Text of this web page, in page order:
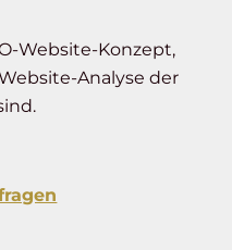
Website-Konzept,
Analyse der